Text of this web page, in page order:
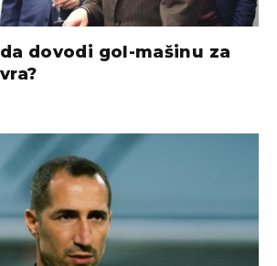
dovodi gol-mašinu za